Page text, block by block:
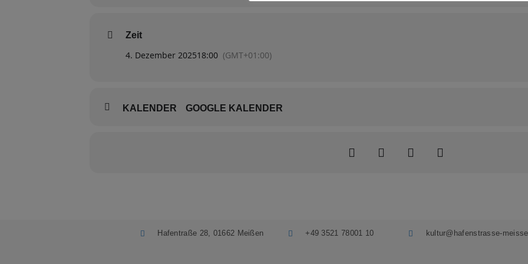
Zeit
4. Dezember 202518:00 (GMT+01:00)
KALENDER GOOGLE KALENDER
Hafentraße 28, 01662 Meißen +49 3521 78001 10 kultur@hafenstrasse-